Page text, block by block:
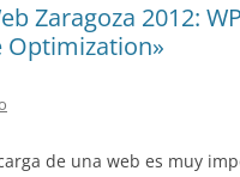
Zaragoza 2012:
Optimization»
de una web es muy